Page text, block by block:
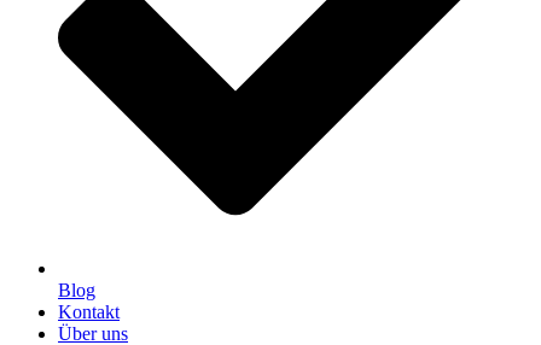
Blog
Kontakt
Über uns